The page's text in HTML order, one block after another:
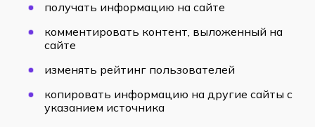
получать информацию на сайте
комментировать контент, выложенный на
сайте
изменять рейтинг пользователей
копировать информацию на другие сайты с
указанием источника